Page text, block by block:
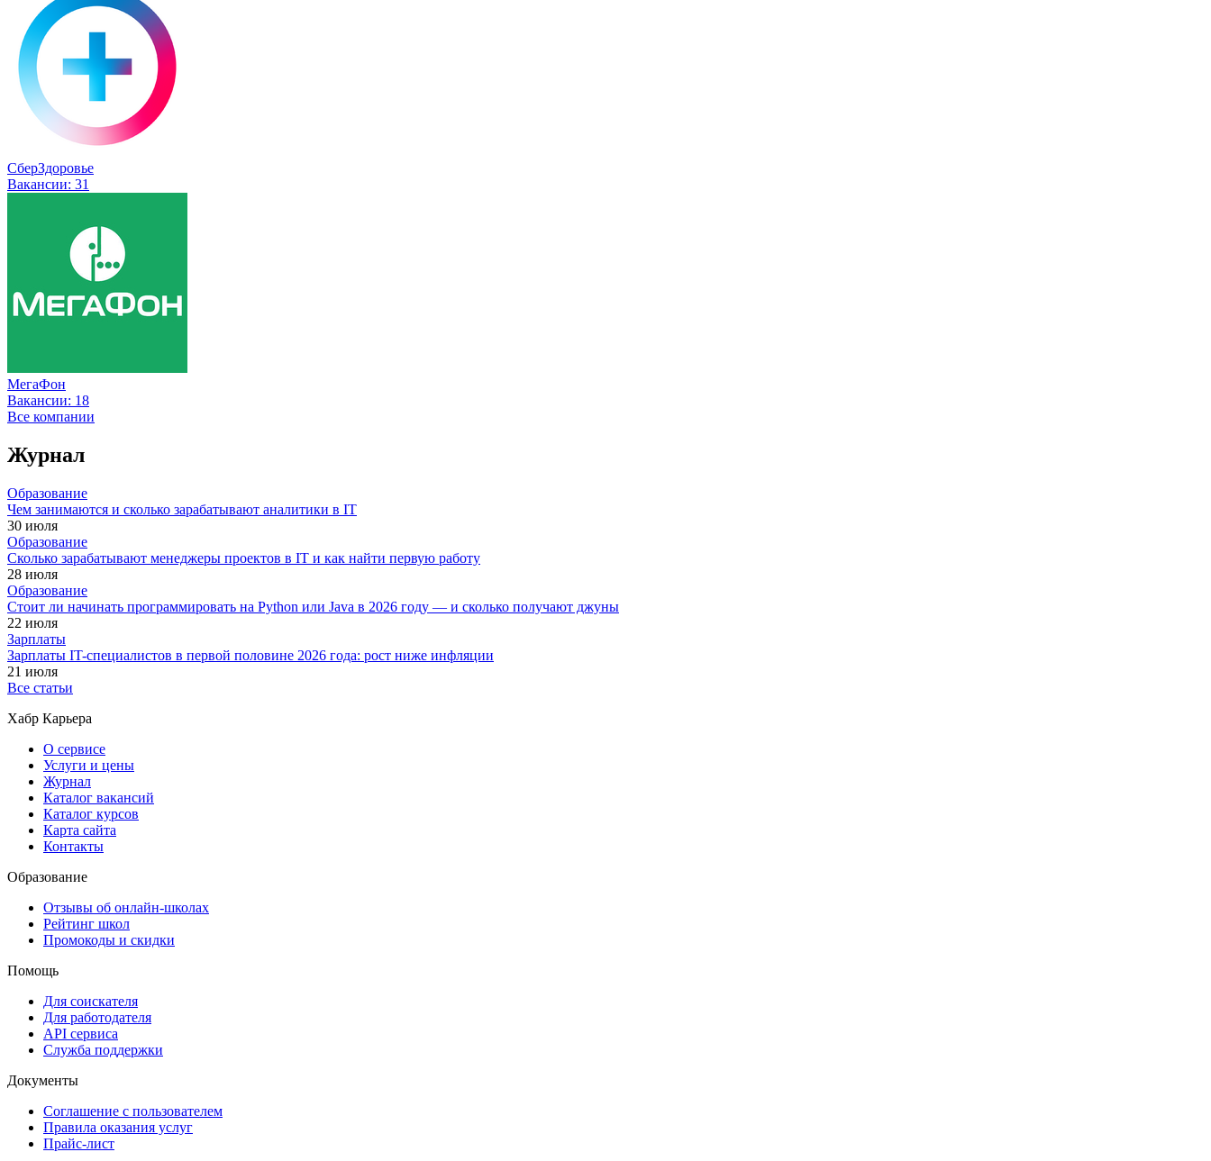
СберЗдоровье
Вакансии: 31
МегаФон
Вакансии: 18
Все компании
Журнал
Образование
Чем занимаются и сколько зарабатывают аналитики в IT
30 июля
Образование
Сколько зарабатывают менеджеры проектов в IT и как найти первую работу
28 июля
Образование
Стоит ли начинать программировать на Python или Java в 2026 году — и сколько получают джуны
22 июля
Зарплаты
Зарплаты IT-специалистов в первой половине 2026 года: рост ниже инфляции
21 июля
Все статьи
Хабр Карьера
О сервисе
Услуги и цены
Журнал
Каталог вакансий
Каталог курсов
Карта сайта
Контакты
Образование
Отзывы об онлайн-школах
Рейтинг школ
Промокоды и скидки
Помощь
Для соискателя
Для работодателя
API сервиса
Служба поддержки
Документы
Соглашение с пользователем
Правила оказания услуг
Прайс-лист